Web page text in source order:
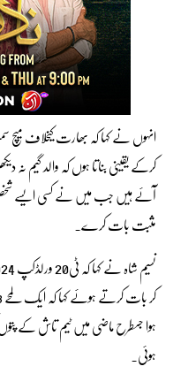
انہوں نے کہا کہ بھارت کیخلاف میچ
کرکے یقینی بناتا ہوں کہ والد گیم
آئے ہیں جب میں نے کسی ایسے
مثبت بات کرے۔
ہوا جسطرح ماضی میں ٹیم تاش کے
ہوئی۔